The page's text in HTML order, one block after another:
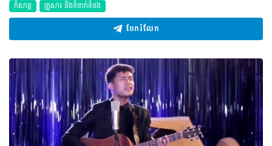
កំសាន្ត គ្រួសារ​ និងទំនាក់ទំនង
ចែករំលែក